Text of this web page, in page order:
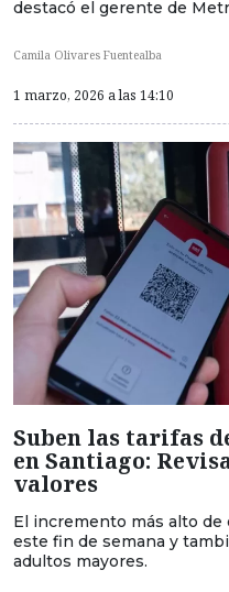
destacó el gerente de
Camila Olivares Fuentealba
1 marzo, 2026 a las 14:10
Suben las tarifas
en Santiago:
valores
El incremento más alto
este fin de semana y
adultos mayores.